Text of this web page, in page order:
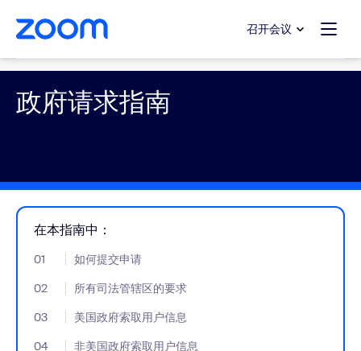
至主要内容
至帮助聊天 召开会议
政府请求指南
在本指南中：
01 如何提交申请
- Jumplink to 如何提交申请
02
所有司法管辖区的要求
- Jumplink to 所有司法管辖区的要求
03
美国政府索取用户信息
- Jumplink to 美国政府索取用户信息
04
非美国政府索取用户信息
- Jumplink to 非美国政府索取用户信息